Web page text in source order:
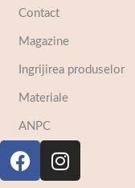
Contact
Magazine
Ingrijirea produselor
Materiale
ANPC